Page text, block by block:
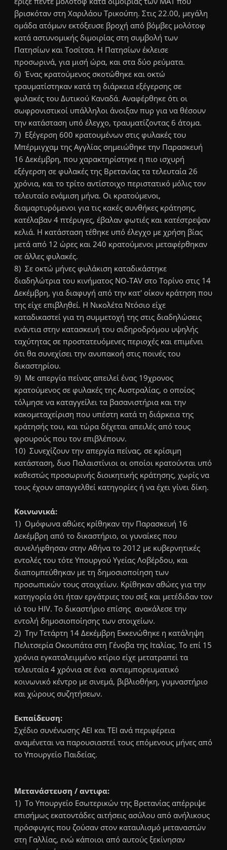
βρισκόταν στη Χαριλάου Τρικούπη. Στις 22.00, μεγάλη
ομάδα ατόμων εκτόξευσε βροχή από βόμβες μολότοφ
κατά αστυνομικής διμοιρίας στη συμβολή των
Πατησίων και Τοσίτσα. Η Πατησίων έκλεισε
προσωρινά, για μισή ώρα, και στα δύο ρεύματα.
6) Ένας κρατούμενος σκοτώθηκε και οκτώ
τραυματίστηκαν κατά τη διάρκεια εξέγερσης σε
φυλακές του Δυτικού Καναδά. Αναφέρθηκε ότι οι
σωφρονιστικοί υπάλληλοι άνοιξαν πυρ για να θέσουν
την κατάσταση υπό έλεγχο, τραυματίζοντας 6 άτομα.
7) Εξέγερση 600 κρατουμένων στις φυλακές του
Μπέρμιγχαμ της Αγγλίας σημειώθηκε την Παρασκευή
16 Δεκέμβρη, που χαρακτηρίστηκε η πιο ισχυρή
εξέγερση σε φυλακές της Βρετανίας τα τελευταία 26
χρόνια, και το τρίτο αντίστοιχο περιστατικό μόλις τον
τελευταίο ενάμιση μήνα. Οι κρατούμενοι,
διαμαρτυρόμενοι για τις κακές συνθήκες κράτησης,
κατέλαβαν 4 πτέρυγες, έβαλαν φωτιές και κατέστρεψαν
κελιά. Η κατάσταση τέθηκε υπό έλεγχο με χρήση βίας
μετά από 12 ώρες και 240 κρατούμενοι μεταφέρθηκαν
σε άλλες φυλακές.
8) Σε οκτώ μήνες φυλάκιση καταδικάστηκε
διαδηλώτρια του κινήματος NO-TAV στο Τορίνο στις 14
Δεκέμβρη, για διαφυγή από την κατ' οίκον κράτηση που
της είχε επιβληθεί. Η Νικολέτα Ντόσιο είχε
καταδικαστεί για τη συμμετοχή της στις διαδηλώσεις
ενάντια στην κατασκευή του σιδηροδρόμου υψηλής
ταχύτητας σε προστατευόμενες περιοχές και επιμένει
ότι θα συνεχίσει την ανυπακοή στις ποινές του
δικαστηρίου.
9) Με απεργία πείνας απειλεί ένας 19χρονος
κρατούμενος σε φυλακές της Αυστραλίας, ο οποίος
τόλμησε να καταγγείλει τα βασανιστήρια και την
κακομεταχείριση που υπέστη κατά τη διάρκεια της
κράτησής του, και τώρα δέχεται απειλές από τους
φρουρούς που τον επιβλέπουν.
10) Συνεχίζουν την απεργία πείνας, σε κρίσιμη
κατάσταση, δυο Παλαιστίνιοι οι οποίοι κρατούνται υπό
καθεστώς προσωρινής διοικητικής κράτησης, χωρίς να
τους έχουν απαγγελθεί κατηγορίες ή να έχει γίνει δίκη.
Κοινωνικά:
1) Oμόφωνα αθώες κρίθηκαν την Παρασκευή 16
Δεκέμβρη από το δικαστήριο, οι γυναίκες που
συνελήφθησαν στην Αθήνα το 2012 με κυβερνητικές
εντολές του τότε Υπουργού Υγείας Λοβέρδου, και
διαπομπεύθηκαν με τη δημοσιοποίηση των
προσωπικών τους στοιχείων. Κρίθηκαν αθώες για την
κατηγορία ότι ήταν εργάτριες του σεξ και μετέδιδαν τον
ιό του HIV. Το δικαστήριο επίσης ανακάλεσε την
εντολή δημοσιοποίησης των στοιχείων.
2) Την Τετάρτη 14 Δεκέμβρη Εκκενώθηκε η κατάληψη
Πελιτσερία Οκουπάτα στη Γένοβα της Ιταλίας. Το επί 15
χρόνια εγκαταλειμμένο κτίριο είχε μετατραπεί τα
τελευταία 4 χρόνια σε ένα αντιεμπορευματικό
κοινωνικό κέντρο με σινεμά, βιβλιοθήκη, γυμναστήριο
και χώρους συζητήσεων.
Εκπαίδευση:
Σχέδιο συνένωσης ΑΕΙ και ΤΕΙ ανά περιφέρεια
αναμένεται να παρουσιαστεί τους επόμενους μήνες από
το Υπουργείο Παιδείας.
Μετανάστευση / αντιφα:
1) Το Υπουργείο Εσωτερικών της Βρετανίας απέρριψε
επισήμως εκατοντάδες αιτήσεις ασύλου από ανήλικους
πρόσφυγες που ζούσαν στον καταυλισμό μεταναστών
στη Γαλλίας, ενώ κάποιοι από αυτούς ξεκίνησαν